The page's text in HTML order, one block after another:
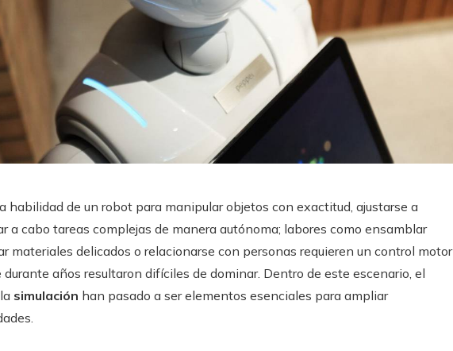
habilidad de un robot para manipular objetos con exactitud, ajustarse a
a cabo tareas complejas de manera autónoma; labores como ensamblar
materiales delicados o relacionarse con personas requieren un control motor
años resultaron difíciles de dominar. Dentro de este escenario, el
simulación han pasado a ser elementos esenciales para ampliar